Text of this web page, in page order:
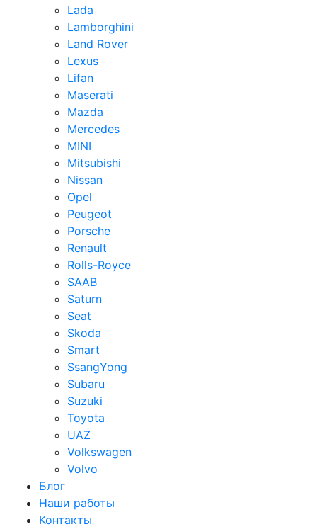
Lada
Lamborghini
Land Rover
Lexus
Lifan
Maserati
Mazda
Mercedes
MINI
Mitsubishi
Nissan
Opel
Peugeot
Porsche
Renault
Rolls-Royce
SAAB
Saturn
Seat
Skoda
Smart
SsangYong
Subaru
Suzuki
Toyota
UAZ
Volkswagen
Volvo
Блог
Наши работы
Контакты